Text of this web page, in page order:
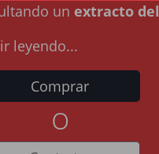
un extracto del
leyendo...
Comprar
o